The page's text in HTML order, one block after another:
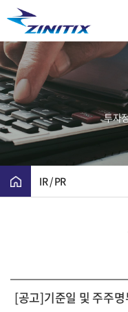
투자
IR / PR
[공고]기준일 및 주주